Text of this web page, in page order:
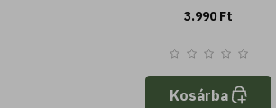
3.990 Ft
Kosárba